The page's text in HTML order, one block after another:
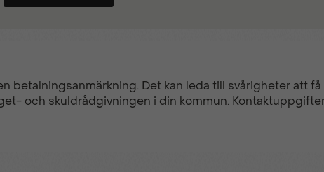
betalningsanmärkning. Det kan leda till svårigheter att
och skuldrådgivningen i din kommun.